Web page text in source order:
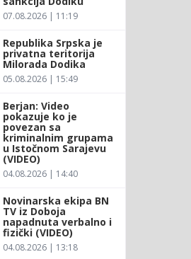
07.08.2026 | 11:19
Republika Srpska je
privatna teritorija
Milorada Dodika
05.08.2026 | 15:49
Berjan: Video
pokazuje ko je
povezan sa
kriminalnim grupama
u Istočnom Sarajevu
(VIDEO)
04.08.2026 | 14:40
Novinarska ekipa BN
TV iz Doboja
napadnuta verbalno i
fizički (VIDEO)
04.08.2026 | 13:18